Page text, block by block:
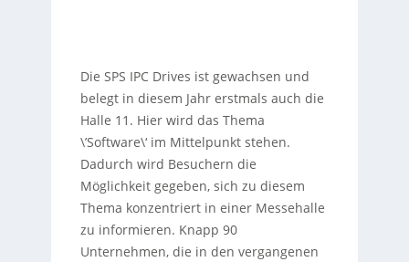
Die SPS IPC Drives ist gewachsen und
belegt in diesem Jahr erstmals auch die
Halle 11. Hier wird das Thema
\’Software\‘ im Mittelpunkt stehen.
Dadurch wird Besuchern die
Möglichkeit gegeben, sich zu diesem
Thema konzentriert in einer Messehalle
zu informieren. Knapp 90
Unternehmen, die in den vergangenen